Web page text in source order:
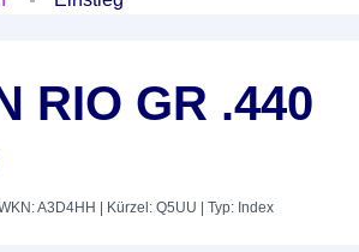
RIO GR .440
WKN: A3D4HH | Kürzel: Q5UU | Typ: Index